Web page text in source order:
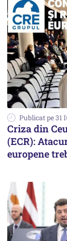
Publicat pe 31
Criza din
(ECR):
europene